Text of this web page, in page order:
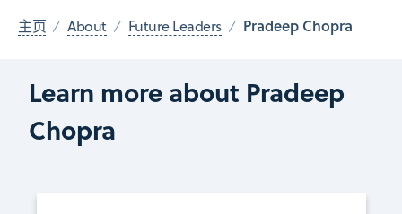
主页 About Future Leaders Pradeep Chopra
Learn more about Pradeep
Chopra